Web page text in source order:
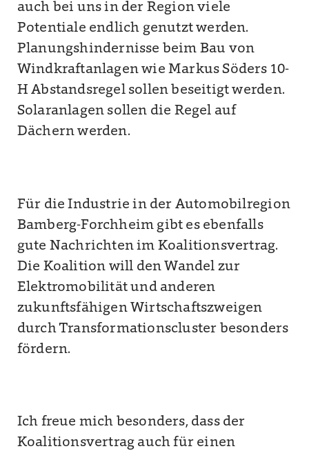
auch bei uns in der Region viele
Potentiale endlich genutzt werden.
Planungshindernisse beim Bau von
Windkraftanlagen wie Markus Söders 10-
H Abstandsregel sollen beseitigt werden.
Solaranlagen sollen die Regel auf
Dächern werden.
Für die Industrie in der Automobilregion
Bamberg-Forchheim gibt es ebenfalls
gute Nachrichten im Koalitionsvertrag.
Die Koalition will den Wandel zur
Elektromobilität und anderen
zukunftsfähigen Wirtschaftszweigen
durch Transformationscluster besonders
fördern.
Ich freue mich besonders, dass der
Koalitionsvertrag auch für einen